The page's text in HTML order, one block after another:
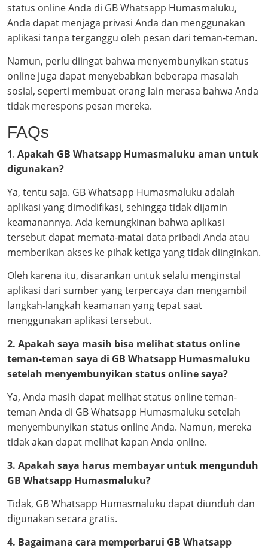
status online Anda di GB Whatsapp Humasmaluku,
Anda dapat menjaga privasi Anda dan menggunakan
aplikasi tanpa terganggu oleh pesan dari teman-teman.
Namun, perlu diingat bahwa menyembunyikan status
online juga dapat menyebabkan beberapa masalah
sosial, seperti membuat orang lain merasa bahwa Anda
tidak merespons pesan mereka.
FAQs
1. Apakah GB Whatsapp Humasmaluku aman untuk
digunakan?
Ya, tentu saja. GB Whatsapp Humasmaluku adalah
aplikasi yang dimodifikasi, sehingga tidak dijamin
keamanannya. Ada kemungkinan bahwa aplikasi
tersebut dapat memata-matai data pribadi Anda atau
memberikan akses ke pihak ketiga yang tidak diinginkan.
Oleh karena itu, disarankan untuk selalu menginstal
aplikasi dari sumber yang terpercaya dan mengambil
langkah-langkah keamanan yang tepat saat
menggunakan aplikasi tersebut.
2. Apakah saya masih bisa melihat status online
teman-teman saya di GB Whatsapp Humasmaluku
setelah menyembunyikan status online saya?
Ya, Anda masih dapat melihat status online teman-
teman Anda di GB Whatsapp Humasmaluku setelah
menyembunyikan status online Anda. Namun, mereka
tidak akan dapat melihat kapan Anda online.
3. Apakah saya harus membayar untuk mengunduh
GB Whatsapp Humasmaluku?
Tidak, GB Whatsapp Humasmaluku dapat diunduh dan
digunakan secara gratis.
4. Bagaimana cara memperbarui GB Whatsapp